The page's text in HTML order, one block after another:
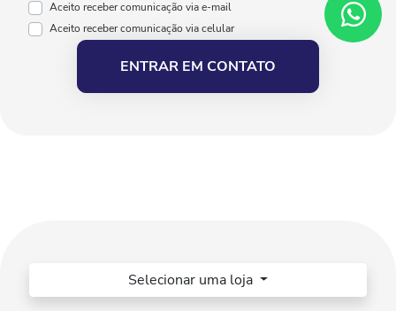
Aceito receber comunicação via e-mail
Aceito receber comunicação via celular
ENTRAR EM CONTATO
Selecionar uma loja